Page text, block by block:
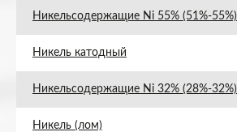
Никельсодержащие Ni 55% (51%-55%)
Никель катодный
Никельсодержащие Ni 32% (28%-32%)
Никель (лом)